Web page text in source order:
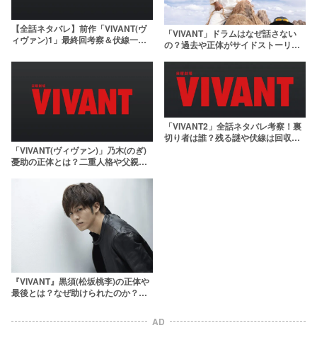
【全話ネタバレ】前作「VIVANT(ヴ
ィヴァン)1」最終回考察＆伏線一
「VIVANT」ドラムはなぜ話さない
の？過去や正体がサイドストーリー
「VIVANT(ヴィヴァン)」乃木(のぎ)
憂助の正体とは？二重人格や父親に
「VIVANT2」全話ネタバレ考察！裏
切り者は誰？残る謎や伏線は回収さ
『VIVANT』黒須(松坂桃李)の正体や
最後とは？なぜ助けられたのか？単
AD